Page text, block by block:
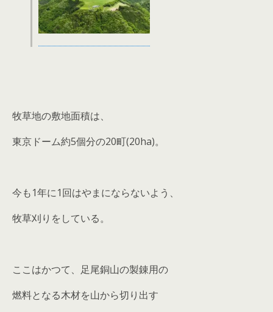
牧草地の敷地面積は、
東京ドーム約5個分の20町(20ha)。
今も1年に1回はやまにならないよう、
牧草刈りをしている。
ここはかつて、足尾銅山の製錬用の
燃料となる木材を山から切り出す